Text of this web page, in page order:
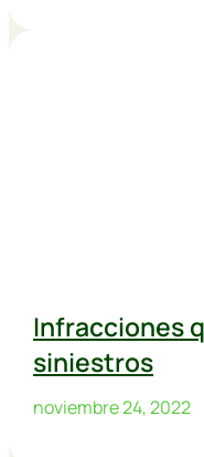
Infracciones
siniestros
noviembre 24, 2022